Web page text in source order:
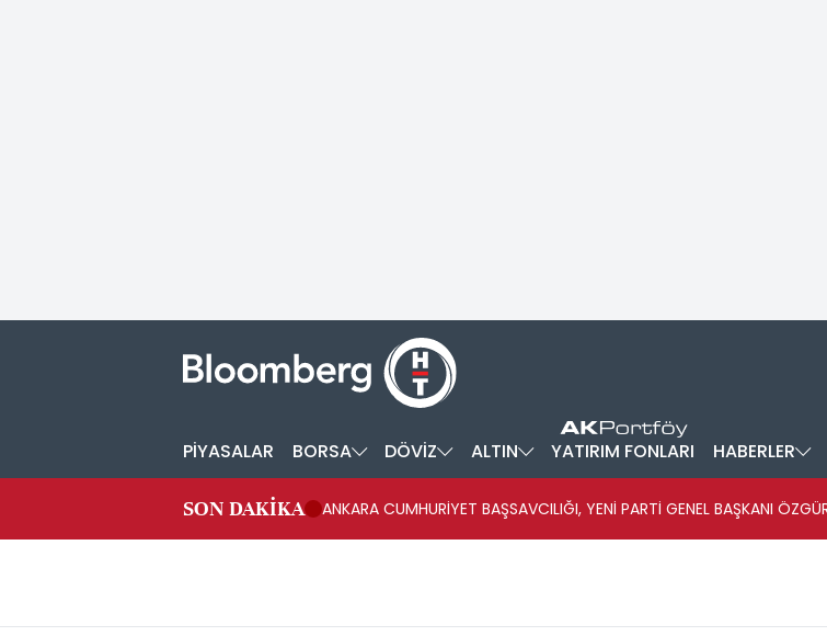
PİYASALAR BORSA DÖVİZ ALTIN YATIRIM FONLARI HABERLER
SON DAKİKA
ANKARA CUMHURİYET BAŞSAVCILIĞI, YENİ PARTİ GENEL BAŞKANI